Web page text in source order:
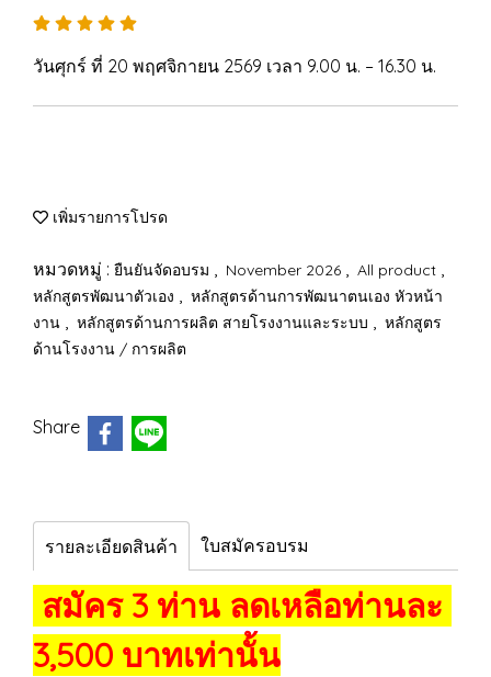
วันศุกร์ ที่ 20 พฤศจิกายน 2569 เวลา 9.00 น. – 16.30 น.
เพิ่มรายการโปรด
หมวดหมู่ : ยืนยันจัดอบรม , November 2026 , All product ,
หลักสูตรพัฒนาตัวเอง , หลักสูตรด้านการพัฒนาตนเอง หัวหน้า
งาน , หลักสูตรด้านการผลิต สายโรงงานและระบบ , หลักสูตร
ด้านโรงงาน / การผลิต
Share
รายละเอียดสินค้า ใบสมัครอบรม
สมัคร 3 ท่าน ลดเหลือท่านละ
3,500 บาทเท่านั้น